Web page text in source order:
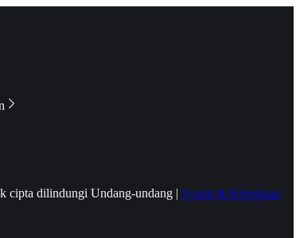
cipta dilindungi Undang-undang | Syarat & Ketentuan